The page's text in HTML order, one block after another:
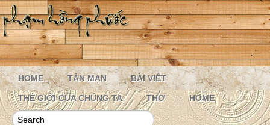
HOME TẢN MẠN BÀI VIẾT
THẾ GIỚI CỦA CHÚNG TA THƠ HOME